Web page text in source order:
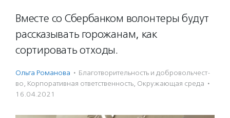
Вместе со Сбербанком волонтеры будут
рассказывать горожанам, как
сортировать отходы.
Ольга Романова · Благотвори­тель­ность и доброволь­чест­
во, Корпоративная ответственность, Окружающая среда ·
16.04.2021